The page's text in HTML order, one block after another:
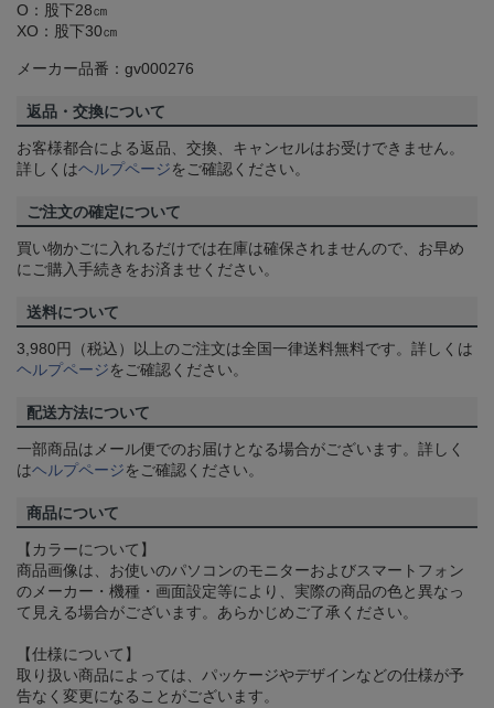
O：股下28㎝
XO：股下30㎝
メーカー品番：gv000276
返品・交換について
お客様都合による返品、交換、キャンセルはお受けできません。
詳しくはヘルプページをご確認ください。
ご注文の確定について
買い物かごに入れるだけでは在庫は確保されませんので、お早め
にご購入手続きをお済ませください。
送料について
3,980円（税込）以上のご注文は全国一律送料無料です。詳しくは
ヘルプページをご確認ください。
配送方法について
一部商品はメール便でのお届けとなる場合がございます。詳しく
はヘルプページをご確認ください。
商品について
【カラーについて】
商品画像は、お使いのパソコンのモニターおよびスマートフォン
のメーカー・機種・画面設定等により、実際の商品の色と異なっ
て見える場合がございます。あらかじめご了承ください。
【仕様について】
取り扱い商品によっては、パッケージやデザインなどの仕様が予
告なく変更になることがございます。